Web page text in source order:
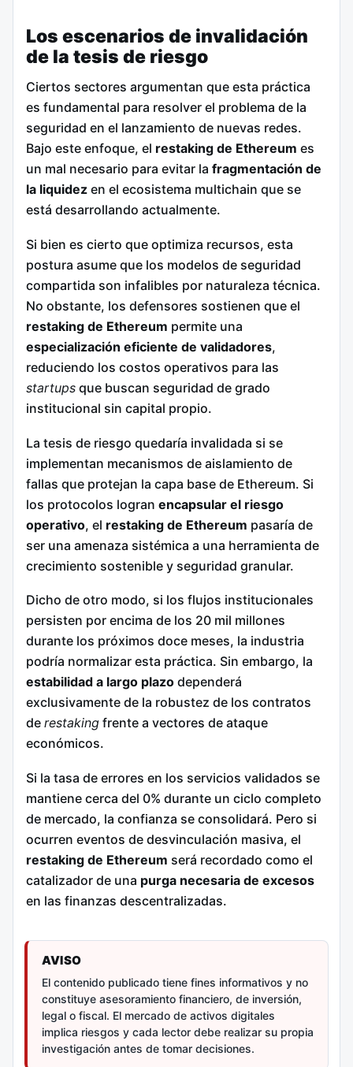
Los escenarios de invalidación
de la tesis de riesgo
Ciertos sectores argumentan que esta práctica
es fundamental para resolver el problema de la
seguridad en el lanzamiento de nuevas redes.
Bajo este enfoque, el restaking de Ethereum es
un mal necesario para evitar la fragmentación de
la liquidez en el ecosistema multichain que se
está desarrollando actualmente.
Si bien es cierto que optimiza recursos, esta
postura asume que los modelos de seguridad
compartida son infalibles por naturaleza técnica.
No obstante, los defensores sostienen que el
restaking de Ethereum permite una
especialización eficiente de validadores,
reduciendo los costos operativos para las
startups que buscan seguridad de grado
institucional sin capital propio.
La tesis de riesgo quedaría invalidada si se
implementan mecanismos de aislamiento de
fallas que protejan la capa base de Ethereum. Si
los protocolos logran encapsular el riesgo
operativo, el restaking de Ethereum pasaría de
ser una amenaza sistémica a una herramienta de
crecimiento sostenible y seguridad granular.
Dicho de otro modo, si los flujos institucionales
persisten por encima de los 20 mil millones
durante los próximos doce meses, la industria
podría normalizar esta práctica. Sin embargo, la
estabilidad a largo plazo dependerá
exclusivamente de la robustez de los contratos
de restaking frente a vectores de ataque
económicos.
Si la tasa de errores en los servicios validados se
mantiene cerca del 0% durante un ciclo completo
de mercado, la confianza se consolidará. Pero si
ocurren eventos de desvinculación masiva, el
restaking de Ethereum será recordado como el
catalizador de una purga necesaria de excesos
en las finanzas descentralizadas.
AVISO
El contenido publicado tiene fines informativos y no
constituye asesoramiento financiero, de inversión,
legal o fiscal. El mercado de activos digitales
implica riesgos y cada lector debe realizar su propia
investigación antes de tomar decisiones.